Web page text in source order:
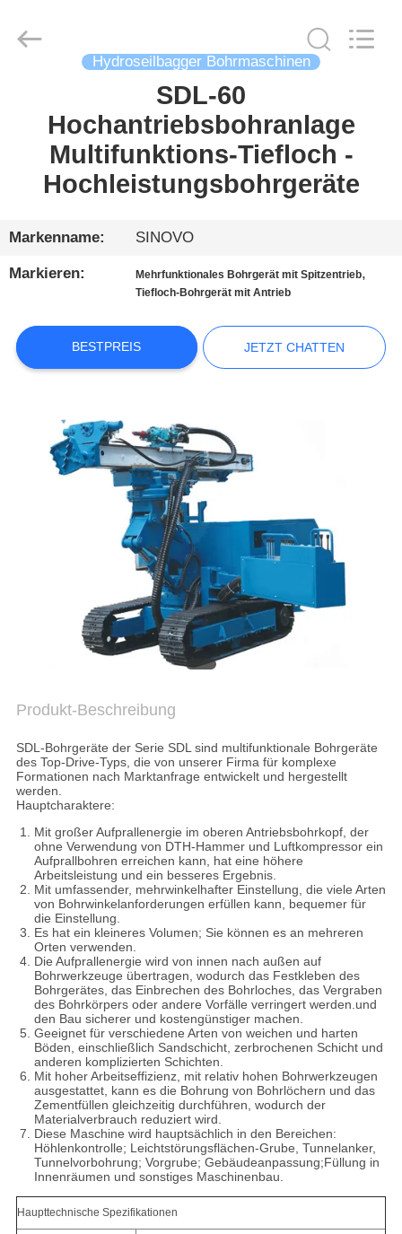
PRODUKTE
SHOW
UNS
FABRIK-
QUALITÄTSKONTROLLE
VERBINDUNG
CHATTEN
COMPANY
NEWS
SITEMAP
DATENSCHUTZERKLÄRUNG
Heavy
Industry
Hydroseilbagger Bohrmaschinen
SDL-60
Hochantriebsbohranlage
Multifunktions-Tiefloch -
Hochleistungsbohrgeräte
Markenname: SINOVO
Markieren: Mehrfunktionales Bohrgerät mit Spitzentrieb,
Tiefloch-Bohrgerät mit Antrieb
BESTPREIS JETZT CHATTEN
Produkt-Beschreibung
SDL-Bohrgeräte der Serie SDL sind multifunktionale Bohrgeräte
des Top-Drive-Typs, die von unserer Firma für komplexe
Formationen nach Marktanfrage entwickelt und hergestellt
werden.
Hauptcharaktere:
Mit großer Aufprallenergie im oberen Antriebsbohrkopf, der
ohne Verwendung von DTH-Hammer und Luftkompressor ein
Aufprallbohren erreichen kann, hat eine höhere
Arbeitsleistung und ein besseres Ergebnis.
Mit umfassender, mehrwinkelhafter Einstellung, die viele Arten
von Bohrwinkelanforderungen erfüllen kann, bequemer für
die Einstellung.
Es hat ein kleineres Volumen; Sie können es an mehreren
Orten verwenden.
Die Aufprallenergie wird von innen nach außen auf
Bohrwerkzeuge übertragen, wodurch das Festkleben des
Bohrgerätes, das Einbrechen des Bohrloches, das Vergraben
des Bohrkörpers oder andere Vorfälle verringert werden.und
den Bau sicherer und kostengünstiger machen.
Geeignet für verschiedene Arten von weichen und harten
Böden, einschließlich Sandschicht, zerbrochenen Schicht und
anderen komplizierten Schichten.
Mit hoher Arbeitseffizienz, mit relativ hohen Bohrwerkzeugen
ausgestattet, kann es die Bohrung von Bohrlöchern und das
Zementfüllen gleichzeitig durchführen, wodurch der
Materialverbrauch reduziert wird.
Diese Maschine wird hauptsächlich in den Bereichen:
Höhlenkontrolle; Leichtstörungsflächen-Grube, Tunnelanker,
Tunnelvorbohrung; Vorgrube; Gebäudeanpassung;Füllung in
Innenräumen und sonstiges Maschinenbau.
Haupttechnische Spezifikationen